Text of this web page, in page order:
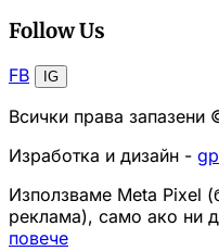
Follow Us
FB IG
Всички права запазени
Изработка и дизайн -
Използваме Meta Pixel
реклама), само ако ни
повече